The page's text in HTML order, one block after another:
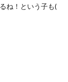
ね！という子も(